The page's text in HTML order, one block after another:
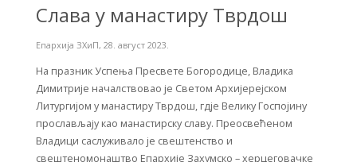
Слава у манастиру Тврдош
Епархија ЗХиП, 28. август 2023.
На празник Успења Пресвете Богородице, Владика
Димитрије началствовао је Светом Архијерејском
Литургијом у манастиру Тврдош, гдје Велику Госпојину
прослављају као манастирску славу. Преосвећеном
Владици саслуживало је свештенство и
свештеномонаштво Епархије Захумско – херцеговачке